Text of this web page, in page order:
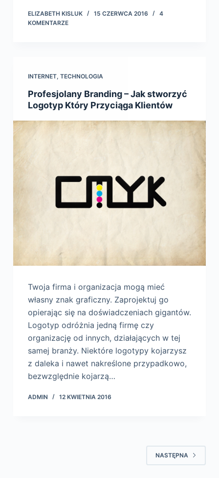
ELIZABETH KISLUK 15 CZERWCA 2016
4
KOMENTARZE
INTERNET, TECHNOLOGIA
Profesjolany Branding – Jak stworzyć
Logotyp Który Przyciąga Klientów
Twoja firma i organizacja mogą mieć
własny znak graficzny. Zaprojektuj go
opierając się na doświadczeniach gigantów.
Logotyp odróżnia jedną firmę czy
organizację od innych, działających w tej
samej branży. Niektóre logotypy kojarzysz
z daleka i nawet nakreślone przypadkowo,
bezwzględnie kojarzą…
ADMIN 12 KWIETNIA 2016
NASTĘPNA